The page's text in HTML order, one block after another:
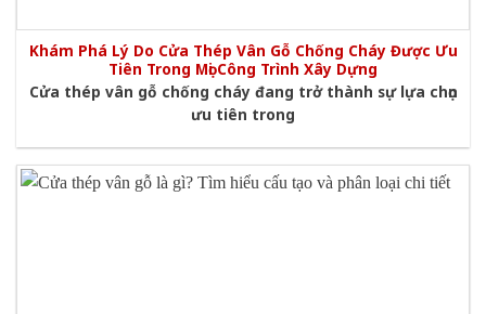
Khám Phá Lý Do Cửa Thép Vân Gỗ Chống Cháy Được Ưu
Tiên Trong Mọi Công Trình Xây Dựng
Cửa thép vân gỗ chống cháy đang trở thành sự lựa chọn
ưu tiên trong